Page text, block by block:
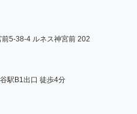
5-38-4 ルネス神宮前 202
駅B1出口 徒歩4分